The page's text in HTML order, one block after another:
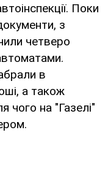
Поки
з
четверо
в
а також
чого на "Газелі"